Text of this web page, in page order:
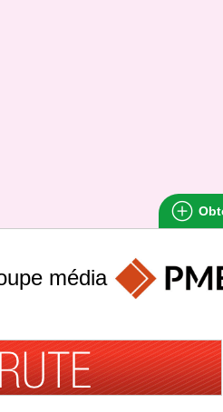
média